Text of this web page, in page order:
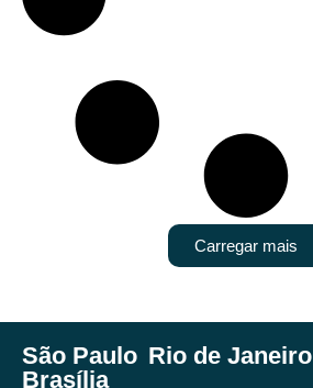
Carregar mais
São Paulo Rio de Janeiro
Brasília